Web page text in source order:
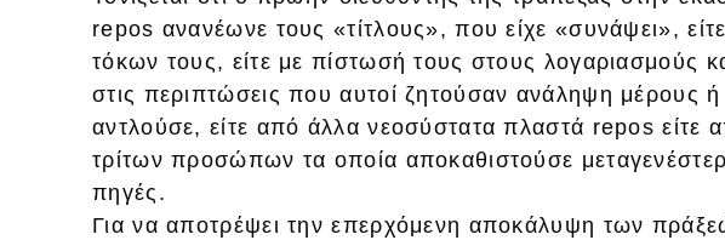
repos ανανέωνε τους «τίτλους», που είχε «συνάψει»,
τόκων τους, είτε με πίστωσή τους στους λογαριασμούς
στις περιπτώσεις που αυτοί ζητούσαν ανάληψη μέρους
αντλούσε, είτε από άλλα νεοσύστατα πλαστά repos είτε
τρίτων προσώπων τα οποία αποκαθιστούσε
πηγές.
Για να αποτρέψει την επερχόμενη αποκάλυψη των